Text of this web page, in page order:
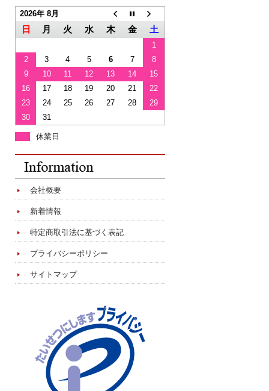
2026年 8月
日 月 火 水 木 金 土
1
2
3 4 5 6 7
8
9
10 11 12 13 14
15
16
17 18 19 20 21
22
23
24 25 26 27 28
29
30
31
休業日
会社概要
新着情報
特定商取引法に基づく表記
プライバシーポリシー
サイトマップ